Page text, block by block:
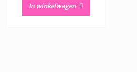
In winkelwagen